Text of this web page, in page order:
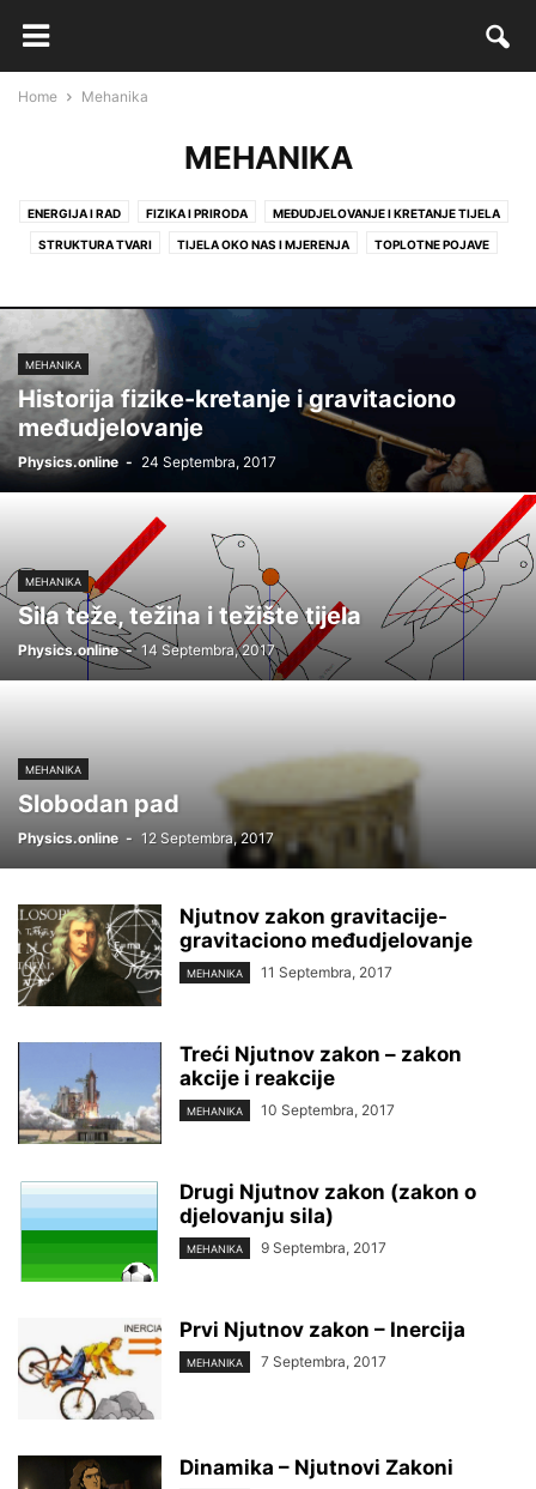
Home Mehanika
MEHANIKA
ENERGIJA I RAD FIZIKA I PRIRODA MEĐUDJELOVANJE I KRETANJE TIJELA
STRUKTURA TVARI TIJELA OKO NAS I MJERENJA TOPLOTNE POJAVE
MEHANIKA
Historija fizike-kretanje i gravitaciono
međudjelovanje
Physics.online - 24 Septembra, 2017
MEHANIKA
Sila teže, težina i težište tijela
Physics.online - 14 Septembra, 2017
MEHANIKA
Slobodan pad
Physics.online - 12 Septembra, 2017
Njutnov zakon gravitacije-
gravitaciono međudjelovanje
MEHANIKA 11 Septembra, 2017
Treći Njutnov zakon – zakon
akcije i reakcije
MEHANIKA 10 Septembra, 2017
Drugi Njutnov zakon (zakon o
djelovanju sila)
MEHANIKA 9 Septembra, 2017
Prvi Njutnov zakon – Inercija
MEHANIKA 7 Septembra, 2017
Dinamika – Njutnovi Zakoni